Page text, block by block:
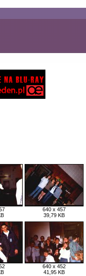
640 x 457
39,79 KB
640 x 452
41,95 KB